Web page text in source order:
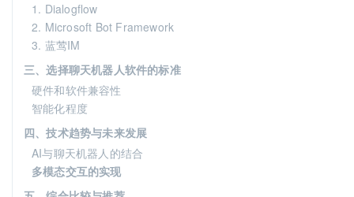
1. Dialogflow
2. Microsoft Bot Framework
3. 蓝莺IM
三、选择聊天机器人软件的标准
硬件和软件兼容性
智能化程度
四、技术趋势与未来发展
AI与聊天机器人的结合
多模态交互的实现